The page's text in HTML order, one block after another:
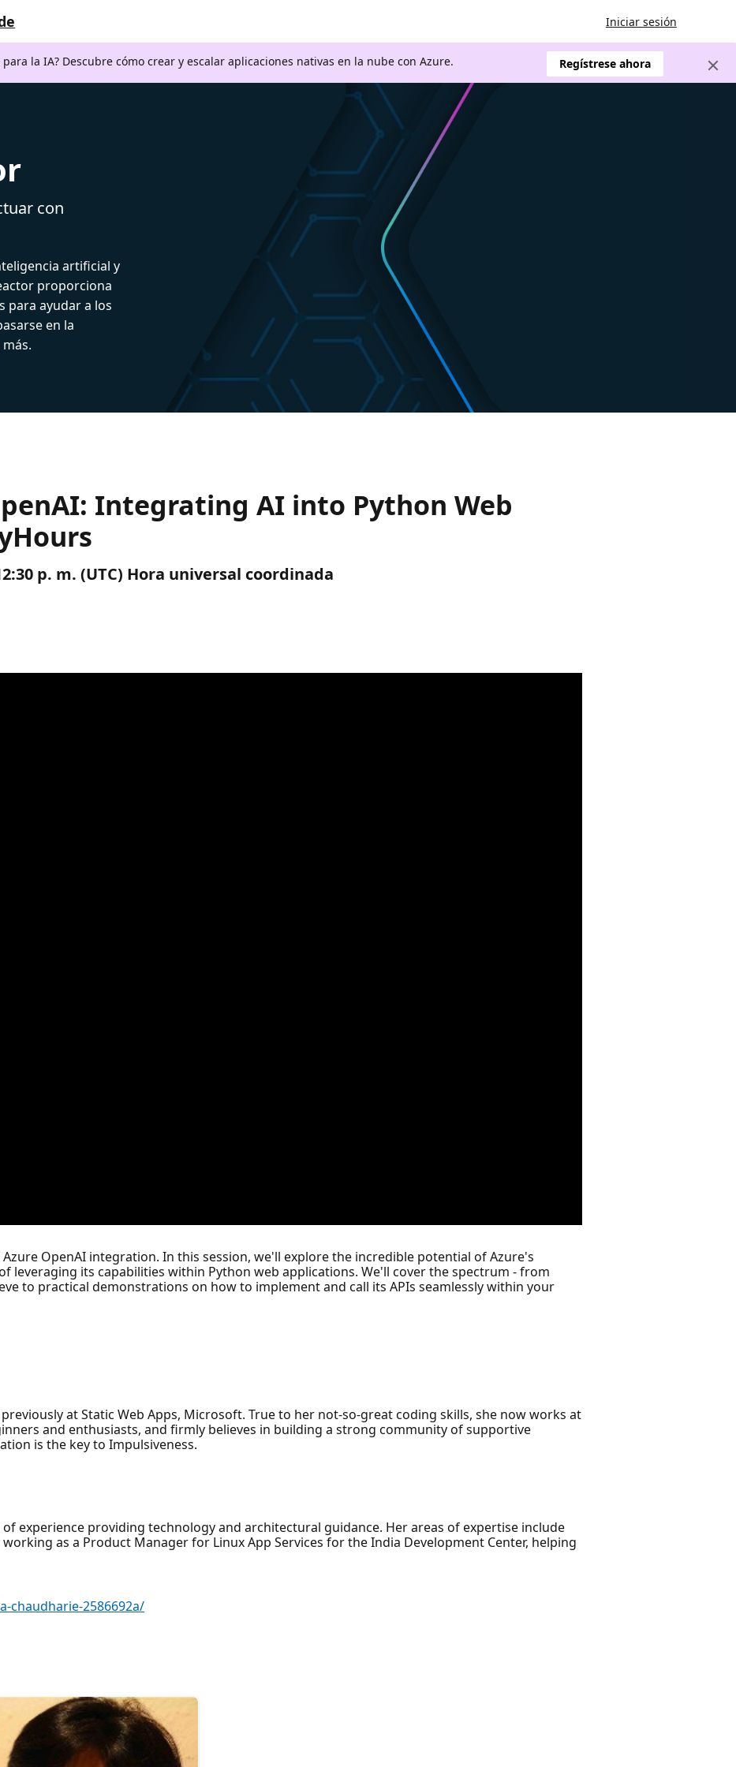
Iniciar sesión
para la IA? Descubre cómo crear y escalar aplicaciones nativas en la nube con Azure. Regístrese ahora
con
artificial y
proporciona
para ayudar a los
en la
Integrating AI into Python Web
p. m. (UTC) Hora universal coordinada
OpenAI integration. In this session, we'll explore the incredible potential of Azure's
leveraging its capabilities within Python web applications. We'll cover the spectrum - from
to practical demonstrations on how to implement and call its APIs seamlessly within your
previously at Static Web Apps, Microsoft. True to her not-so-great coding skills, she now works at
and enthusiasts, and firmly believes in building a strong community of supportive
is the key to Impulsiveness.
of experience providing technology and architectural guidance. Her areas of expertise include
working as a Product Manager for Linux App Services for the India Development Center, helping
chaudharie-2586692a/